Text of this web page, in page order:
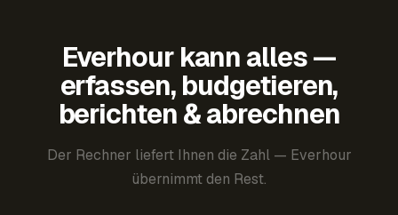
Everhour kann alles —
erfassen, budgetieren,
berichten & abrechnen
Der Rechner liefert Ihnen die Zahl — Everhour
übernimmt den Rest.